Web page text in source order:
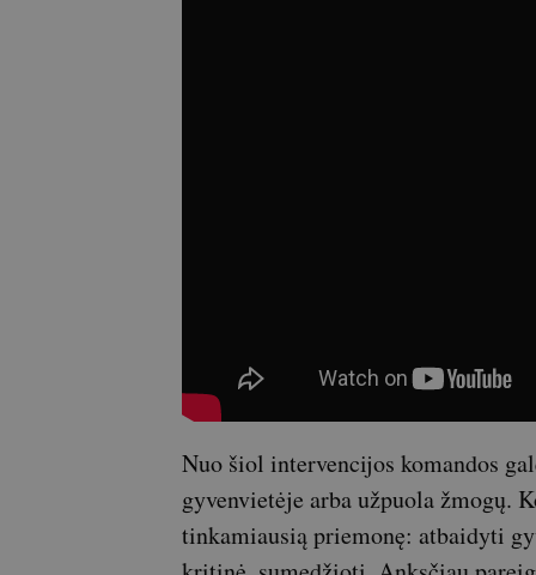
Nuo šiol intervencijos komandos
gyvenvietėje arba užpuola žmogų.
tinkamiausią priemonę: atbaidyti